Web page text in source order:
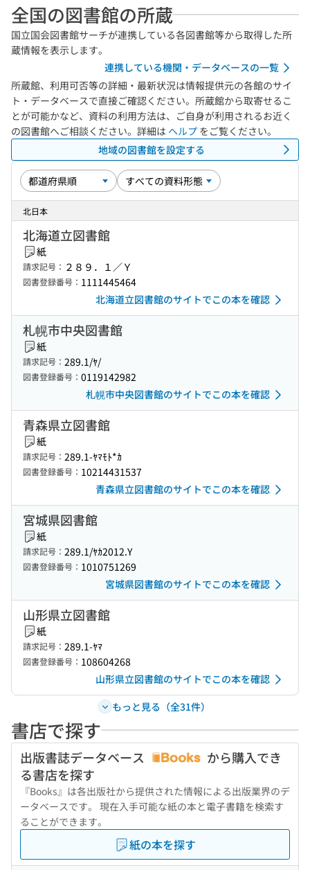
全国の図書館の所蔵
国立国会図書館サーチが連携している各図書館等から取得した所
蔵情報を表示します。
連携している機関・データベースの一覧
所蔵館、利用可否等の詳細・最新状況は情報提供元の各館のサイ
ト・データベースで直接ご確認ください。所蔵館から取寄せるこ
とが可能かなど、資料の利用方法は、ご自身が利用されるお近く
の図書館へご相談ください。詳細は ヘルプ をご覧ください。
地域の図書館を設定する
北日本
北海道立図書館
紙
請求記号： ２８９．１／Ｙ
図書登録番号： 1111445464
北海道立図書館のサイトでこの本を確認
札幌市中央図書館
紙
請求記号： 289.1/ﾔ/
図書登録番号： 0119142982
札幌市中央図書館のサイトでこの本を確認
青森県立図書館
紙
請求記号： 289.1-ﾔﾏﾓﾄ*ｶ
図書登録番号： 10214431537
青森県立図書館のサイトでこの本を確認
宮城県図書館
紙
請求記号： 289.1/ﾔｶ2012.Y
図書登録番号： 1010751269
宮城県図書館のサイトでこの本を確認
山形県立図書館
紙
請求記号： 289.1-ﾔﾏ
図書登録番号： 108604268
山形県立図書館のサイトでこの本を確認
もっと見る（全31件）
書店で探す
出版書誌データベース
から購入でき
る書店を探す
『Books』は各出版社から提供された情報による出版業界のデ
ータベースです。 現在入手可能な紙の本と電子書籍を検索す
ることができます。
紙の本を探す